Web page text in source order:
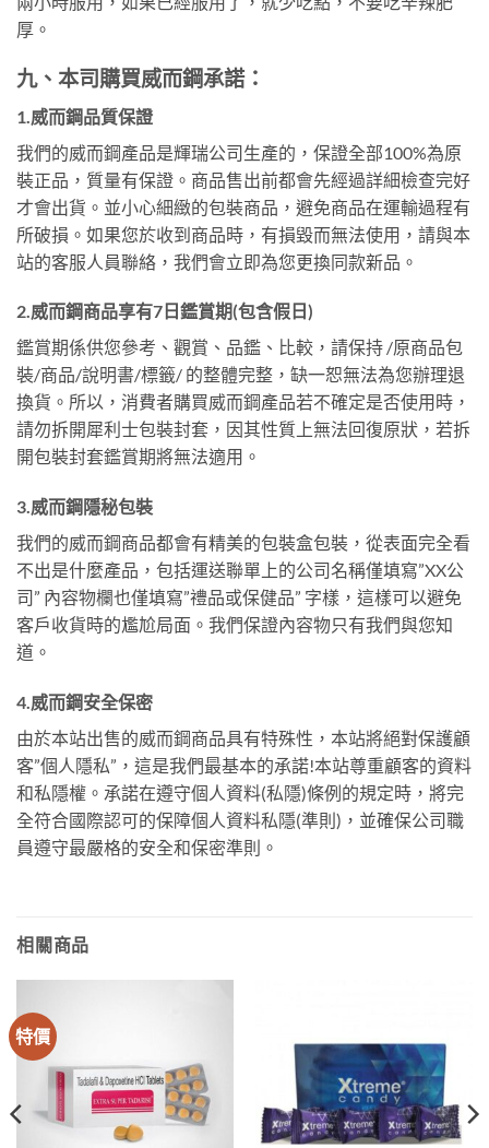
厚。
九、本司購買威而鋼承諾：
1.威而鋼品質保證
我們的威而鋼產品是輝瑞公司生產的，保證全部100%為原
裝正品，質量有保證。商品售出前都會先經過詳細檢查完好
才會出貨。並小心細緻的包裝商品，避免商品在運輸過程有
所破損。如果您於收到商品時，有損毀而無法使用，請與本
站的客服人員聯絡，我們會立即為您更換同款新品。
2.威而鋼商品享有7日鑑賞期(包含假日)
鑑賞期係供您參考、觀賞、品鑑、比較，請保持 /原商品包
裝/商品/說明書/標籤/ 的整體完整，缺一恕無法為您辦理退
換貨。所以，消費者購買威而鋼產品若不確定是否使用時，
請勿拆開犀利士包裝封套，因其性質上無法回復原狀，若拆
開包裝封套鑑賞期將無法適用。
3.威而鋼隱秘包裝
我們的威而鋼商品都會有精美的包裝盒包裝，從表面完全看
不出是什麼產品，包括運送聯單上的公司名稱僅填寫”XX公
司” 內容物欄也僅填寫”禮品或保健品” 字樣，這樣可以避免
客戶收貨時的尷尬局面。我們保證內容物只有我們與您知
道。
4.威而鋼安全保密
由於本站出售的威而鋼商品具有特殊性，本站將絕對保護顧
客”個人隱私”，這是我們最基本的承諾!本站尊重顧客的資料
和私隱權。承諾在遵守個人資料(私隱)條例的規定時，將完
全符合國際認可的保障個人資料私隱(準則)，並確保公司職
員遵守最嚴格的安全和保密準則。
相關商品
特價